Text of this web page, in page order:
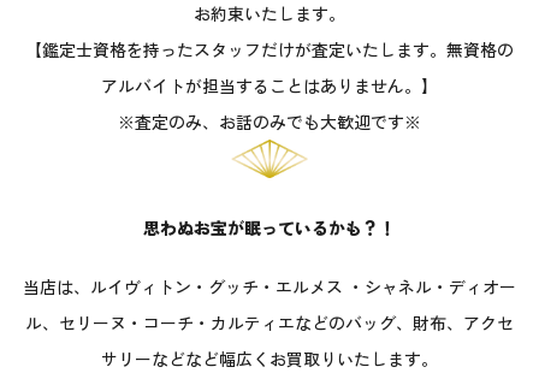
お約束いたします。
【鑑定士資格を持ったスタッフだけが査定いたします。無資格の
アルバイトが担当することはありません。】
※査定のみ、お話のみでも大歓迎です※
思わぬお宝が眠っているかも？！
当店は、ルイヴィトン・グッチ・エルメス ・シャネル・ディオー
ル、セリーヌ・コーチ・カルティエなどのバッグ、財布、アクセ
サリーなどなど幅広くお買取りいたします。